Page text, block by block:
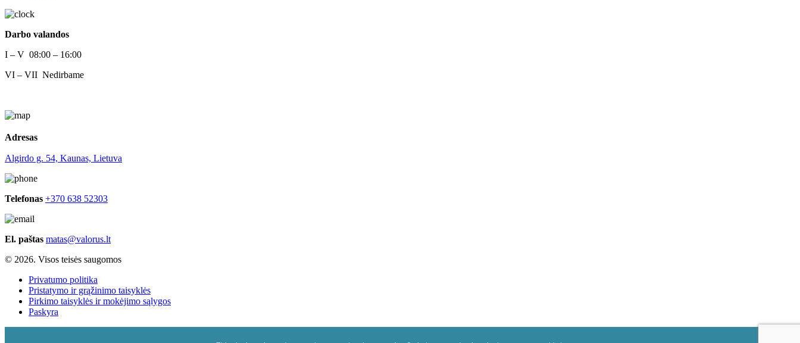
Darbo valandos
I – V 08:00 – 16:00
VI – VII Nedirbame
Adresas
Algirdo g. 54, Kaunas, Lietuva
Telefonas +370 638 52303
El. paštas matas@valorus.lt
© 2026. Visos teisės saugomos
Privatumo politika
Pristatymo ir grąžinimo taisyklės
Pirkimo taisyklės ir mokėjimo sąlygos
Paskyra